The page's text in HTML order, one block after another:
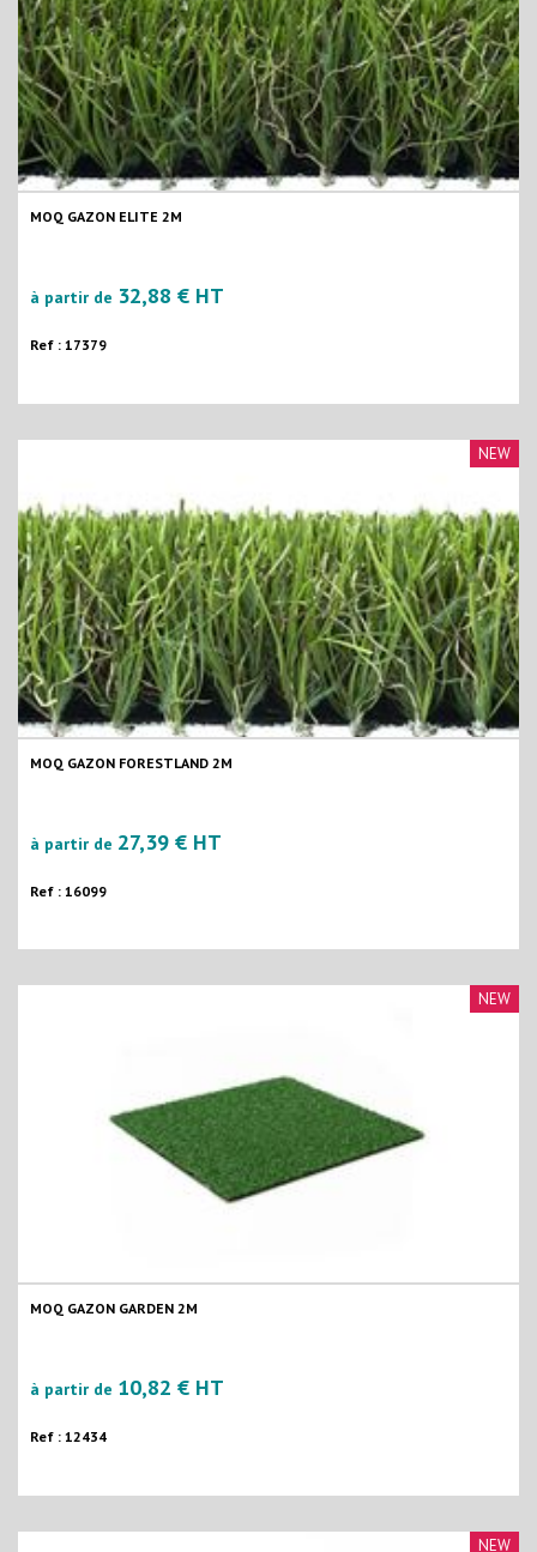
MOQ GAZON ELITE 2M
à partir de 32,88 € HT
Ref : 17379
MOQ GAZON FORESTLAND 2M
à partir de 27,39 € HT
NEW
Ref : 16099
MOQ GAZON GARDEN 2M
à partir de 10,82 € HT
NEW
Ref : 12434
NEW